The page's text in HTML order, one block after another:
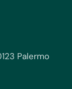
Palermo